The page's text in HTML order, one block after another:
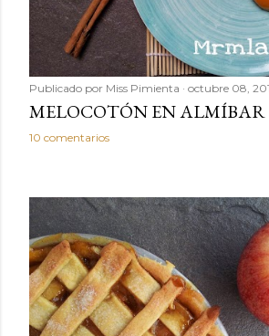
Publicado por Miss Pimienta octubre 08,
MELOCOTÓN EN ALMÍBAR
10 comentarios